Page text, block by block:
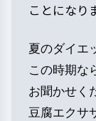
ことになり
夏のダイエ
この時期な
お聞かせく
豆腐エクサ